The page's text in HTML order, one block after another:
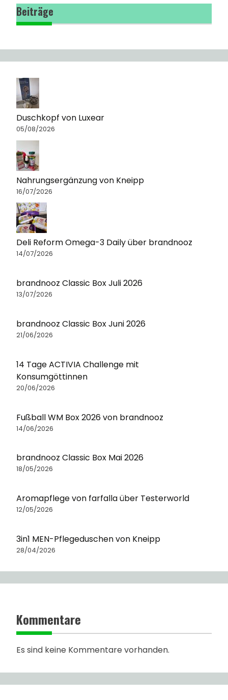
Beiträge
Duschkopf von Luxear
05/08/2026
Nahrungsergänzung von Kneipp
16/07/2026
Deli Reform Omega-3 Daily über brandnooz
14/07/2026
brandnooz Classic Box Juli 2026
13/07/2026
brandnooz Classic Box Juni 2026
21/06/2026
14 Tage ACTIVIA Challenge mit
Konsumgöttinnen
20/06/2026
Fußball WM Box 2026 von brandnooz
14/06/2026
brandnooz Classic Box Mai 2026
18/05/2026
Aromapflege von farfalla über Testerworld
12/05/2026
3in1 MEN-Pflegeduschen von Kneipp
28/04/2026
Kommentare
Es sind keine Kommentare vorhanden.